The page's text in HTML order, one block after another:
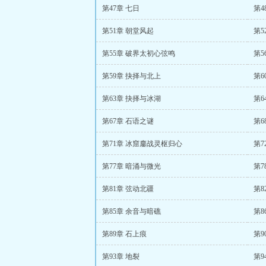
第47章 七日 第
第51章 朝堂风起 第
第55章 破界太初心弦鸣 第
第59章 抉择与北上 第
第63章 抉择与冰湖 第
第67章 石语之谜 第
第71章 冰窟鏖战灵枢归心 第
第77章 暗涌与微光 第
第81章 弦动北疆 第
第85章 余音与暗礁 第
第89章 石上痕 第
第93章 地裂 第